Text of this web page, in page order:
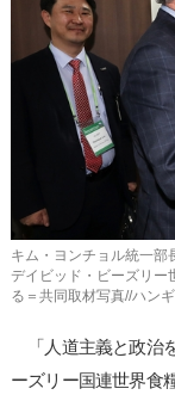
キム・ヨンチョル統一部
デイビッド・ビーズリー
る＝共同取材写真//ハン
「人道主義と政治
ーズリー国連世界食